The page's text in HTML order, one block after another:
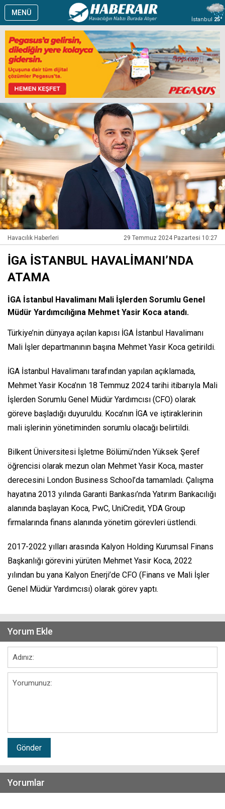
MENÜ
İstanbul 25°
Havacılık Haberleri 29 Temmuz 2024 Pazartesi 10:27
İGA İSTANBUL HAVALİMANI’NDA
ATAMA
İGA İstanbul Havalimanı Mali İşlerden Sorumlu Genel
Müdür Yardımcılığına Mehmet Yasir Koca atandı.
Türkiye’nin dünyaya açılan kapısı İGA İstanbul Havalimanı
Mali İşler departmanının başına Mehmet Yasir Koca getirildi.
İGA İstanbul Havalimanı tarafından yapılan açıklamada,
Mehmet Yasir Koca’nın 18 Temmuz 2024 tarihi itibarıyla Mali
İşlerden Sorumlu Genel Müdür Yardımcısı (CFO) olarak
göreve başladığı duyuruldu. Koca’nın İGA ve iştiraklerinin
mali işlerinin yönetiminden sorumlu olacağı belirtildi.
Bilkent Üniversitesi İşletme Bölümü’nden Yüksek Şeref
öğrencisi olarak mezun olan Mehmet Yasir Koca, master
derecesini London Business School’da tamamladı. Çalışma
hayatına 2013 yılında Garanti Bankası’nda Yatırım Bankacılığı
alanında başlayan Koca, PwC, UniCredit, YDA Group
firmalarında finans alanında yönetim görevleri üstlendi.
2017-2022 yılları arasında Kalyon Holding Kurumsal Finans
Başkanlığı görevini yürüten Mehmet Yasir Koca, 2022
yılından bu yana Kalyon Enerji’de CFO (Finans ve Mali İşler
Genel Müdür Yardımcısı) olarak görev yaptı.
Yorum Ekle
Gönder
Yorumlar